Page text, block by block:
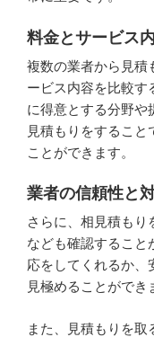
料金とサービス
複数の業者から見積
ービス内容を比較す
に得意とする分野や
見積もりをするこ
ことができます。
業者の信頼性と
さらに、相見積もり
なども確認すること
応をしてくれるか、
見極めることができ
また、見積もりを取